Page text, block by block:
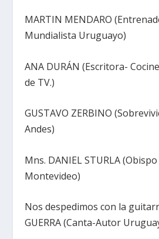
MARTIN MENDARO
Mundialista Uruguayo)
ANA DURÁN (Escritora-
de TV.)
GUSTAVO ZERBINO
Andes)
Mns. DANIEL STURLA
Montevideo)
Nos despedimos con la
GUERRA (Canta-Autor